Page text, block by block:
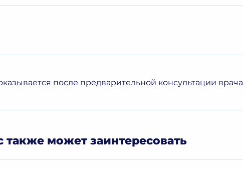
после предварительной консультации врача
может заинтересовать